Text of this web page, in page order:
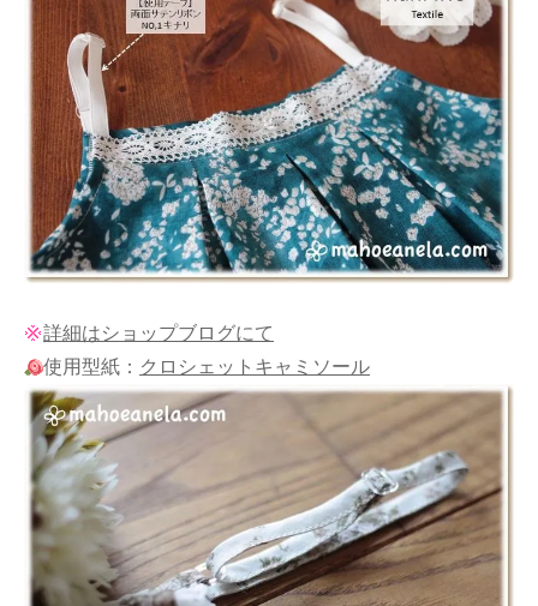
詳細はショップブログにて
使用型紙： クロシェットキャミソール